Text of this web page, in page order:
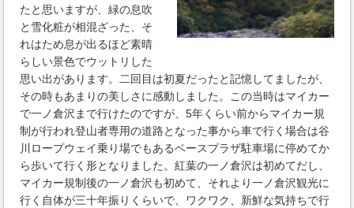
たと思いますが、緑の息吹
と雪化粧が相混ざった、そ
れはため息が出るほど素晴
らしい景色でウットリした
思い出があります。二回目は初夏だったと記憶してましたが、
その時もあまりの美しさに感動しました。この当時はマイカー
で一ノ倉沢まで行けたのですが、5年くらい前からマイカー規
制が行われ登山者専用の道路となった事から車で行く場合は谷
川ロープウェイ乗り場でもあるベースプラザ駐車場に停めてか
ら歩いて行く形となりました。紅葉の一ノ倉沢は初めてだし、
マイカー規制後の一ノ倉沢も初めて、それより一ノ倉沢観光に
行く自体が三十年振りくらいで、ワクワク、新鮮な気持ちで行